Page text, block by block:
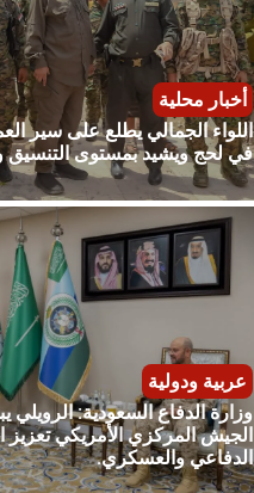
أخبار محلية
اللواء الجمالي يطلع على سير
في لحج ويشيد بمستوى التنسيق
عربية ودولية
وزارة الدفاع السعودية: الرويلي
الجيش المركزي الأمريكي تعزيز
الدفاعي والعسكري.